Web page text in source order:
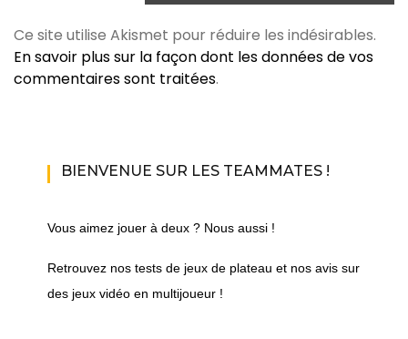
Ce site utilise Akismet pour réduire les indésirables.
En savoir plus sur la façon dont les données de vos
commentaires sont traitées.
BIENVENUE SUR LES TEAMMATES !
Vous aimez jouer à deux ? Nous aussi !
Retrouvez nos tests de jeux de plateau et nos avis sur
des jeux vidéo en multijoueur !